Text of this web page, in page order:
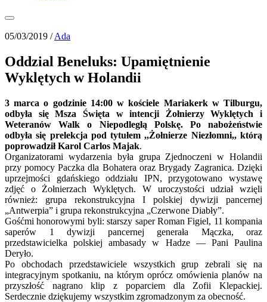
05/03/2019 /Ada
Oddzial Beneluks: Upamiętnienie
Wyklętych w Holandii
3 marca o godzinie 14:00 w kościele Mariakerk w Tilburgu,
odbyła się Msza Święta w intencji Żołnierzy Wyklętych i
Weteranów Walk o Niepodległą Polskę. Po nabożeństwie
odbyła się prelekcja pod tytułem ,,Żołnierze Niezłomni,, którą
poprowadził Karol Carlos Majak.
Organizatorami wydarzenia była grupa Zjednoczeni w Holandii
przy pomocy Paczka dla Bohatera oraz Brygady Zagranica. Dzięki
uprzejmości gdańskiego oddziału IPN, przygotowano wystawę
zdjęć o Żołnierzach Wyklętych. W uroczystości udział wzięli
również: grupa rekonstrukcyjna I polskiej dywizji pancernej
„Antwerpia” i grupa rekonstrukcyjna „Czerwone Diabły”.
Gośćmi honorowymi byli: starszy saper Roman Figiel, 11 kompania
saperów 1 dywizji pancernej generała Mączka, oraz
przedstawicielka polskiej ambasady w Hadze — Pani Paulina
Deryło.
Po obchodach przedstawiciele wszystkich grup zebrali się na
integracyjnym spotkaniu, na którym oprócz omówienia planów na
przyszłość nagrano klip z poparciem dla Zofii Klepackiej.
Serdecznie dziękujemy wszystkim zgromadzonym za obecność.